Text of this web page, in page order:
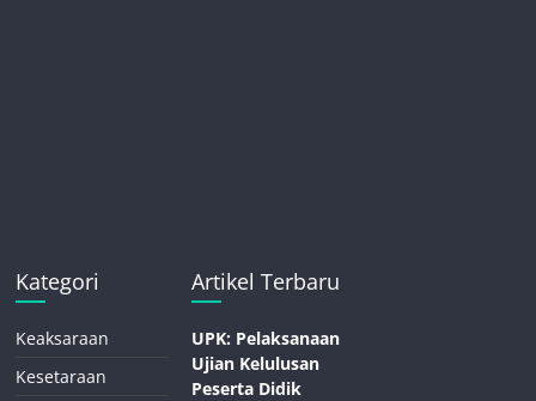
Kategori
Keaksaraan
Kesetaraan
Artikel Terbaru
UPK: Pelaksanaan
Ujian Kelulusan
Peserta Didik